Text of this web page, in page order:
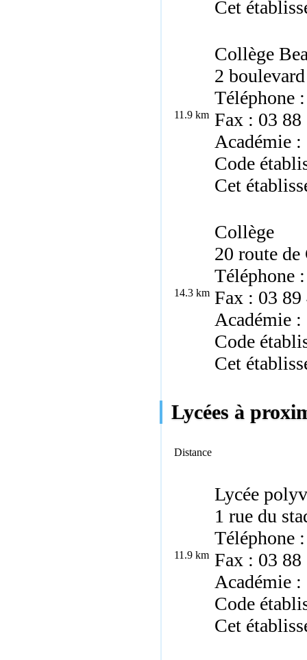
Cet
11.9 km
Collège
2
Téléphone
Fax : 03 88
Académie :
Code
Cet
14.3 km
Collège
20 route
Téléphone
Fax : 03 89
Académie :
Code
Cet
Lycées à
Distance
11.9 km
Lycée
1 rue du
Téléphone
Fax : 03 88
Académie :
Code
Cet